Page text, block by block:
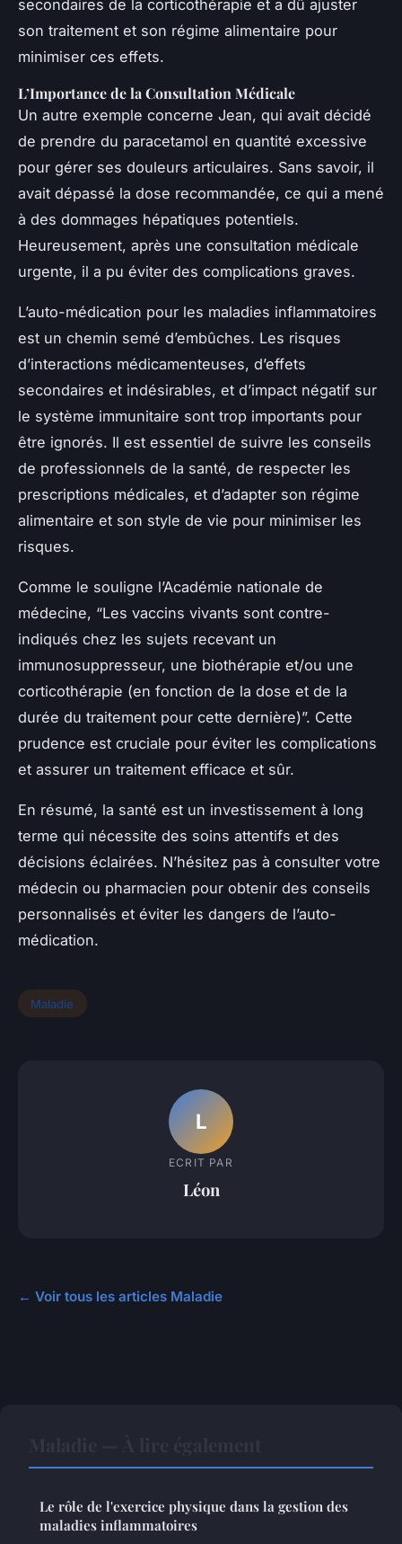
secondaires de la corticothérapie et a dû ajuster
son traitement et son régime alimentaire pour
minimiser ces effets.
L’Importance de la Consultation Médicale
Un autre exemple concerne Jean, qui avait décidé
de prendre du paracetamol en quantité excessive
pour gérer ses douleurs articulaires. Sans savoir, il
avait dépassé la dose recommandée, ce qui a mené
à des dommages hépatiques potentiels.
Heureusement, après une consultation médicale
urgente, il a pu éviter des complications graves.
L’auto-médication pour les maladies inflammatoires
est un chemin semé d’embûches. Les risques
d’interactions médicamenteuses, d’effets
secondaires et indésirables, et d’impact négatif sur
le système immunitaire sont trop importants pour
être ignorés. Il est essentiel de suivre les conseils
de professionnels de la santé, de respecter les
prescriptions médicales, et d’adapter son régime
alimentaire et son style de vie pour minimiser les
risques.
Comme le souligne l’Académie nationale de
médecine, “Les vaccins vivants sont contre-
indiqués chez les sujets recevant un
immunosuppresseur, une biothérapie et/ou une
corticothérapie (en fonction de la dose et de la
durée du traitement pour cette dernière)”. Cette
prudence est cruciale pour éviter les complications
et assurer un traitement efficace et sûr.
En résumé, la santé est un investissement à long
terme qui nécessite des soins attentifs et des
décisions éclairées. N’hésitez pas à consulter votre
médecin ou pharmacien pour obtenir des conseils
personnalisés et éviter les dangers de l’auto-
médication.
Maladie
L
ECRIT PAR
Léon
← Voir tous les articles Maladie
Le rôle de l'exercice physique dans la gestion des
maladies inflammatoires